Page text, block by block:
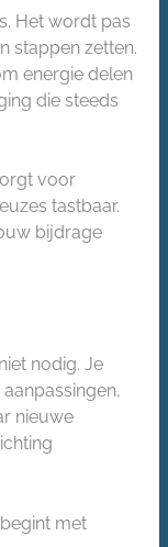
Het wordt pas
stappen zetten.
energie delen
die steeds
voor
tastbaar.
bijdrage
nodig. Je
nieuwe
met